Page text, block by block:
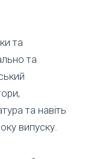
та
та
та навіть
випуску.